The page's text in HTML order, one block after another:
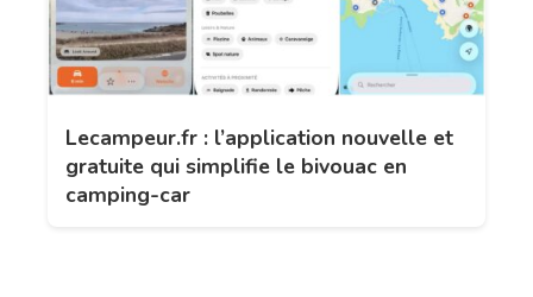
Lecampeur.fr : l’application nouvelle et
gratuite qui simplifie le bivouac en
camping-car